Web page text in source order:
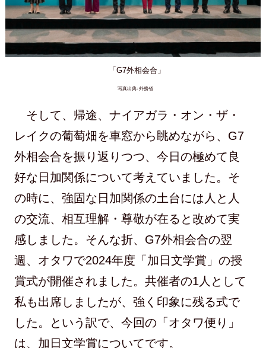
「G7外相会合」
写真出典: 外務省
そして、帰途、ナイアガラ・オン・ザ・
レイクの葡萄畑を車窓から眺めながら、G7
外相会合を振り返りつつ、今日の極めて良
好な日加関係について考えていました。そ
の時に、強固な日加関係の土台には人と人
の交流、相互理解・尊敬が在ると改めて実
感しました。そんな折、G7外相会合の翌
週、オタワで2024年度「加日文学賞」の授
賞式が開催されました。共催者の1人として
私も出席しましたが、強く印象に残る式で
した。という訳で、今回の「オタワ便り」
は、加日文学賞についてです。